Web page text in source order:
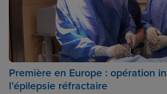
Première en Europe : opération
l’épilepsie réfractaire